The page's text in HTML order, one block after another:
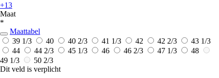
+13
Maat
*
Maattabel
39 1/3
40 40 2/3 41 1/3 42 42 2/3
43 1/3
44
44 2/3 45 1/3 46 46 2/3 47 1/3
48
49 1/3
50 2/3
Dit veld is verplicht